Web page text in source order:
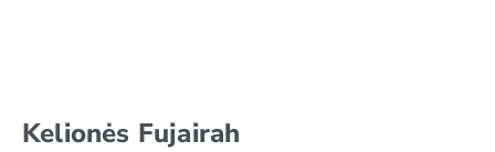
Kelionės Fujairah